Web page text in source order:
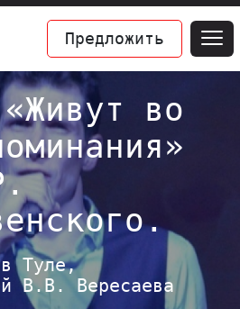
Предложить
во
Туле,
В.В. Вересаева